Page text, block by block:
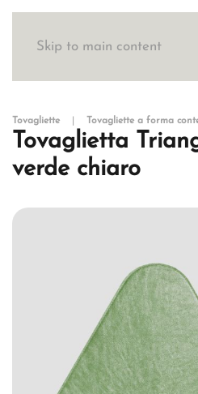
Skip to main content
Tovagliette Tovagliette a forma
Tovaglietta
verde chiaro